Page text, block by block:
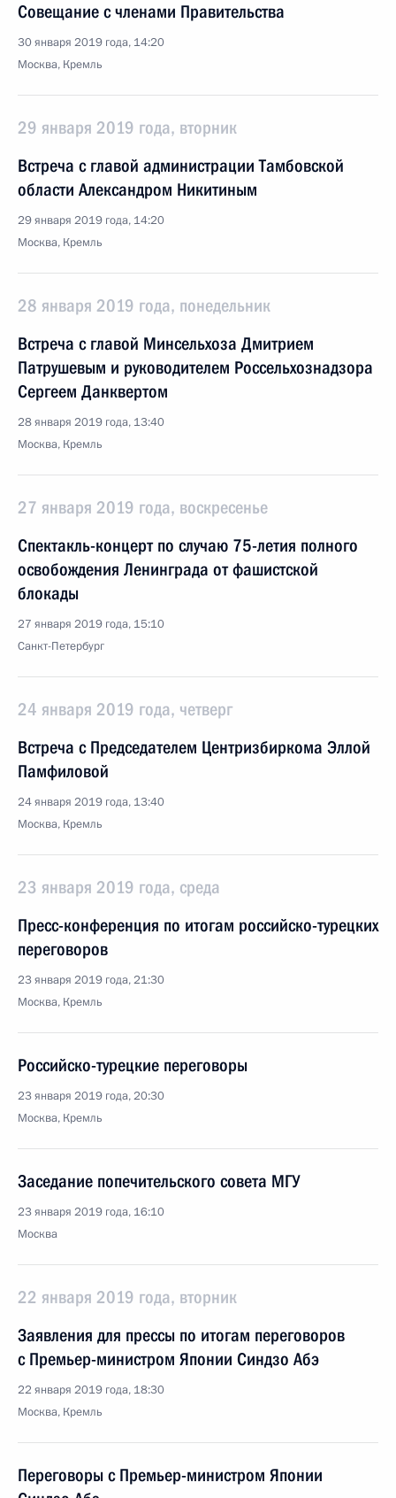
Совещание с членами Правительства
30 января 2019 года, 14:20
Москва, Кремль
29 января 2019 года, вторник
Встреча с главой администрации Тамбовской
области Александром Никитиным
29 января 2019 года, 14:20
Москва, Кремль
28 января 2019 года, понедельник
Встреча с главой Минсельхоза Дмитрием
Патрушевым и руководителем Россельхознадзора
Сергеем Данквертом
28 января 2019 года, 13:40
Москва, Кремль
27 января 2019 года, воскресенье
Спектакль-концерт по случаю 75-летия полного
освобождения Ленинграда от фашистской
блокады
27 января 2019 года, 15:10
Санкт-Петербург
24 января 2019 года, четверг
Встреча с Председателем Центризбиркома Эллой
Памфиловой
24 января 2019 года, 13:40
Москва, Кремль
23 января 2019 года, среда
Пресс-конференция по итогам российско-турецких
переговоров
23 января 2019 года, 21:30
Москва, Кремль
Российско-турецкие переговоры
23 января 2019 года, 20:30
Москва, Кремль
Заседание попечительского совета МГУ
23 января 2019 года, 16:10
Москва
22 января 2019 года, вторник
Заявления для прессы по итогам переговоров
с Премьер-министром Японии Синдзо Абэ
22 января 2019 года, 18:30
Москва, Кремль
Переговоры с Премьер-министром Японии